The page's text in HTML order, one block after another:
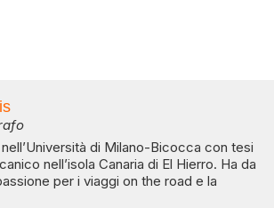
di Milano-Bicocca con tesi
nell’isola Canaria di El Hierro. Ha da
per i viaggi on the road e la